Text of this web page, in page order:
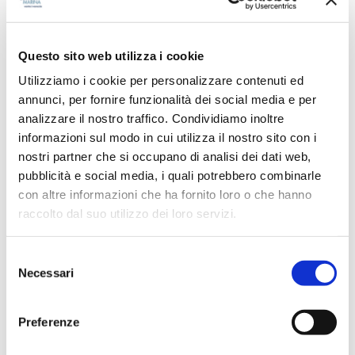
Questo sito web utilizza i cookie
Utilizziamo i cookie per personalizzare contenuti ed
annunci, per fornire funzionalità dei social media e per
analizzare il nostro traffico. Condividiamo inoltre
informazioni sul modo in cui utilizza il nostro sito con i
nostri partner che si occupano di analisi dei dati web,
pubblicità e social media, i quali potrebbero combinarle
con altre informazioni che ha fornito loro o che hanno
raccolto dal suo utilizzo dei loro servizi.
Necessari
Preferenze
testimone a Venezia, la “più antica città del
futuro”.
Roberto Perocchio,Presidente di Assomarinas
Associazione Italiana dei Porti Turistici, e
consigliere di Confindustria Nautica, ha
successivamente presentato l’evento al salone
internazionale di Düsseldorf e alla conferenza
annuale dei porti turistici statunitensi, organizzata
da AMI – Association of Marina Industries svoltasi
nei giorni scorsi a Fort Lauderdale, Florida.
Joe Lynch,segretario generale di Icomia
presenterà l’evento ai prossimi appuntamenti
prossimi Miami Boat Show. e il Dubai Boat Show.
L’entusiasmo per l’edizione veneziana della
Conferenza, che da trent’anni attira professionisti